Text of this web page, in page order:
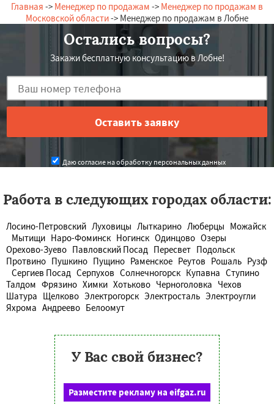
Главная -> Менеджер по продажам -> Менеджер по продажам в
Московской области-> Менеджер по продажам в Лобне
Остались вопросы?
Закажи бесплатную консультацию в Лобне!
Даю согласие на обработку персональных данных
Работа в следующих городах области:
Лосино-Петровский Луховицы Лыткарино Люберцы Можайск
Мытищи Наро-Фоминск Ногинск Одинцово Озеры
Орехово-Зуево Павловский Посад Пересвет Подольск
Протвино Пушкино Пущино Раменское Реутов Рошаль Рузф
Сергиев Посад Серпухов Солнечногорск Купавна Ступино
Талдом Фрязино Химки Хотьково Черноголовка Чехов
Шатура Щелково Электрогорск Электросталь Электроугли
Яхрома Андреево Белоомут
У Вас свой бизнес?
Разместите рекламу на eifgaz.ru